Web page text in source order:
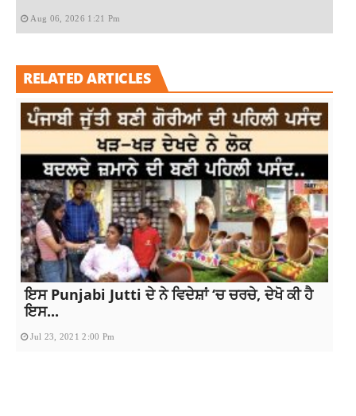
Aug 06, 2026 1:21 Pm
RELATED ARTICLES
ਇਸ Punjabi Jutti ਦੇ ਨੇ ਵਿਦੇਸ਼ਾਂ ‘ਚ ਚਰਚੇ, ਦੇਖੋ ਕੀ ਹੈ
ਇਸ...
Jul 23, 2021 2:00 Pm